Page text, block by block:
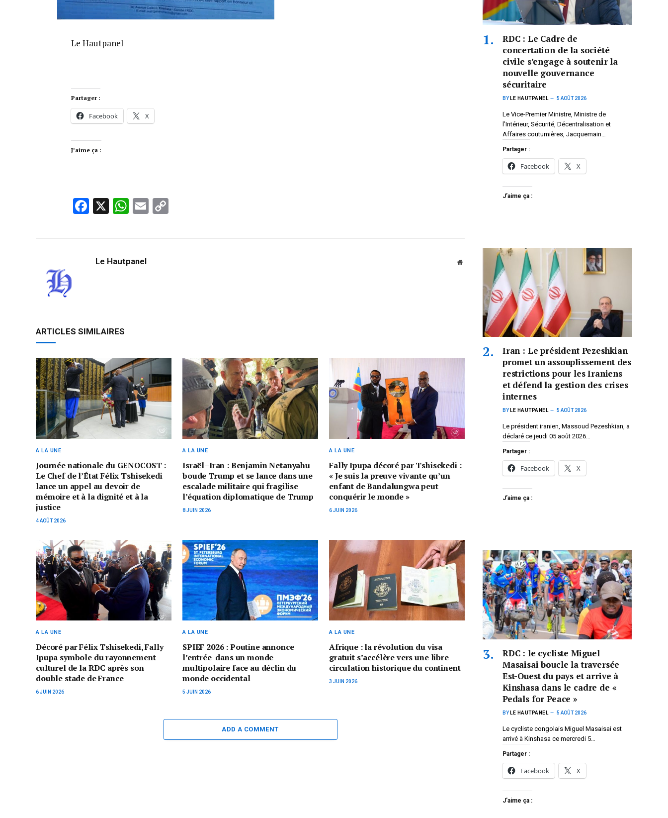
Le Hautpanel
Partager :
Facebook X
J’aime ça :
Facebook
X WhatsApp
Email
Le Hautpanel Website
ARTICLES SIMILAIRES
A LA UNE
Journée nationale du GENOCOST :
Le Chef de l’État Félix Tshisekedi
lance un appel au devoir de
mémoire et à la dignité et à la
justice
4 AOÛT 2026
A LA UNE
Israël–Iran : Benjamin Netanyahu
boude Trump et se lance dans une
escalade militaire qui fragilise
l’équation diplomatique de Trump
8 JUIN 2026
A LA UNE
Fally Ipupa décoré par Tshisekedi :
« Je suis la preuve vivante qu’un
enfant de Bandalungwa peut
conquérir le monde »
6 JUIN 2026
A LA UNE
Décoré par Félix Tshisekedi, Fally
Ipupa symbole du rayonnement
culturel de la RDC après son
double stade de France
6 JUIN 2026
A LA UNE
SPIEF 2026 : Poutine annonce
l’entrée dans un monde
multipolaire face au déclin du
monde occidental
5 JUIN 2026
A LA UNE
Afrique : la révolution du visa
gratuit s’accélère vers une libre
circulation historique du continent
3 JUIN 2026
ADD A COMMENT
RDC : Le Cadre de
concertation de la société
civile s’engage à soutenir la
nouvelle gouvernance
sécuritaire
BY LE HAUTPANEL 5 AOÛT 2026
Le Vice-Premier Ministre, Ministre de
l’Intérieur, Sécurité, Décentralisation et
Affaires coutumières, Jacquemain…
Partager :
Facebook X
J’aime ça :
Iran : Le président Pezeshkian
promet un assouplissement des
restrictions pour les Iraniens
et défend la gestion des crises
internes
BY LE HAUTPANEL 5 AOÛT 2026
Le président iranien, Massoud Pezeshkian, a
déclaré ce jeudi 05 août 2026…
Partager :
Facebook X
J’aime ça :
RDC : le cycliste Miguel
Masaisai boucle la traversée
Est-Ouest du pays et arrive à
Kinshasa dans le cadre de «
Pedals for Peace »
BY LE HAUTPANEL 5 AOÛT 2026
Le cycliste congolais Miguel Masaisai est
arrivé à Kinshasa ce mercredi 5…
Partager :
Facebook X
J’aime ça :